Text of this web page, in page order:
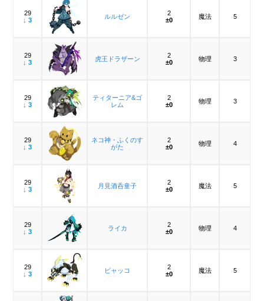
29
↓ 3
ルルゼン
2
±0
魔法 5
29
↓ 3
虎王ドラザーン
2
±0
物理 3
29
↓ 3
ティターニア&ゴ
レム
2
±0
物理 3
29
↓ 3
ネコ神・ふくのす
がた
2
±0
物理 4
29
↓ 3
月見酒呑童子
2
±0
魔法 5
29
↓ 3
ライカ
2
±0
物理 4
29
↓ 3
ビャッコ
2
±0
魔法 5